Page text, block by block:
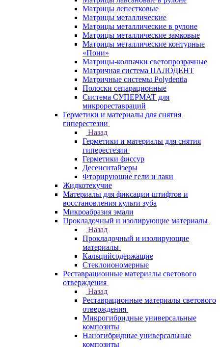
Матрицы лепестковые
Матрицы металлические
Матрицы металлические в рулоне
Матрицы металлические замковые
Матрицы металлические контурные
«Пони»
Матрицы-колпачки светопрозрачные
Матричная система ПАЛОДЕНТ
Матричные системы Polydentia
Полоски сепарационные
Система СУПЕРМАТ для
микрореставраций
Герметики и материалы для снятия
гиперестезии
Назад
Герметики и материалы для снятия
гиперестезии
Герметики фиссур
Десенситайзеры
Фторирующие гели и лаки
Жидкотекучие
Материалы для фиксации штифтов и
восстановления культи зуба
Микроабразия эмали
Прокладочный и изолирующие материалы
Назад
Прокладочный и изолирующие
материалы
Кальцийсодержащие
Стеклоиономерные
Реставрационные материалы светового
отверждения
Назад
Реставрационные материалы светового
отверждения
Микрогибридные универсальные
композиты
Наногибридные универсальные
композиты